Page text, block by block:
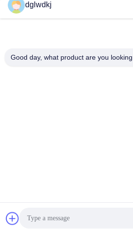
dglwdkj
Good day, what product are you